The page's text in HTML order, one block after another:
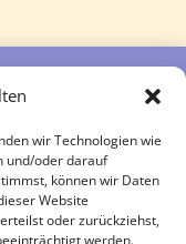
wir Technologien wie
und/oder darauf
können wir Daten
Website
oder zurückziehst,
werden.
Follow